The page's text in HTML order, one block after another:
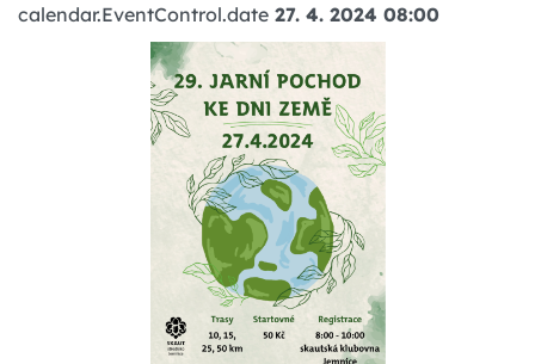
calendar.EventControl.date 27. 4. 2024 08:00